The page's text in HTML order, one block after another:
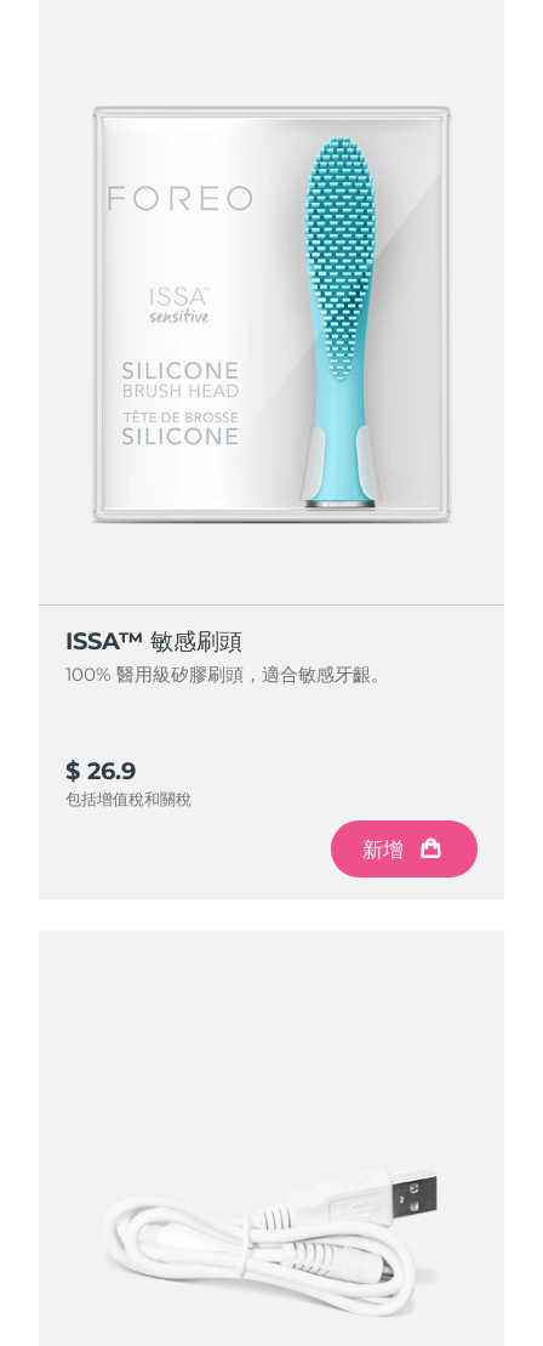
ISSA™ 敏感刷頭
100% 醫用級矽膠刷頭，適合敏感牙齦。
$ 26.9
包括增值稅和關稅
新增